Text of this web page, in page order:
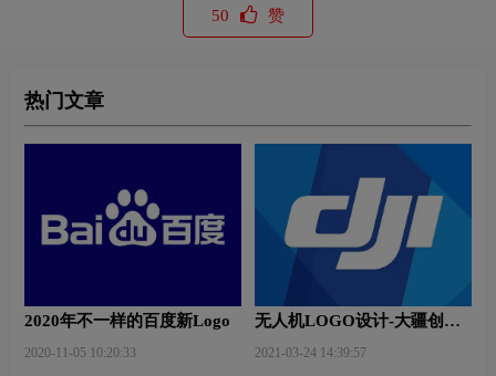
50 赞
热门文章
2020年不一样的百度新Logo
2020-11-05 10:20:33
无人机LOGO设计-大疆创新
2021-03-24 14:39:57